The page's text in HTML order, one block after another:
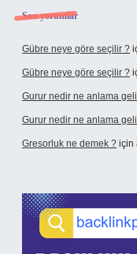
Son yorumlar
Gübre neye göre seçilir ?
Gübre neye göre seçilir ?
Gurur nedir ne anlama
Gurur nedir ne anlama
Gresorluk ne demek ? için